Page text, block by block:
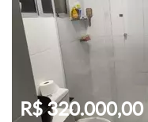
R$ 320.000,00